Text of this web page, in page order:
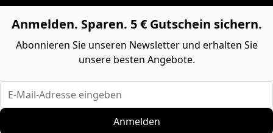
Anmelden. Sparen. 5 € Gutschein sichern.
Abonnieren Sie unseren Newsletter und erhalten Sie
unsere besten Angebote.
E-Mail-Adresse eingeben
Anmelden